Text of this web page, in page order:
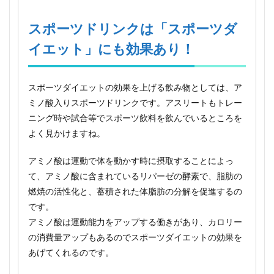
スポーツドリンクは「スポーツダ
イエット」にも効果あり！
スポーツダイエットの効果を上げる飲み物としては、ア
ミノ酸入りスポーツドリンクです。アスリートもトレー
ニング時や試合等でスポーツ飲料を飲んでいるところを
よく見かけますね。
アミノ酸は運動で体を動かす時に摂取することによっ
て、アミノ酸に含まれているリパーゼの酵素で、脂肪の
燃焼の活性化と、蓄積された体脂肪の分解を促進するの
です。
アミノ酸は運動能力をアップする働きがあり、カロリー
の消費量アップもあるのでスポーツダイエットの効果を
あげてくれるのです。